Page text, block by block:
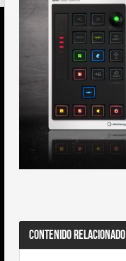
CONTENIDO RELACIONADO